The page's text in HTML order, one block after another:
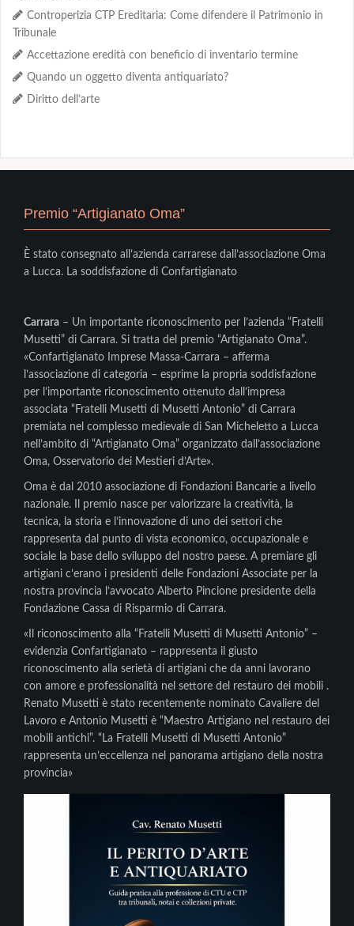
Controperizia CTP Ereditaria: Come difendere il Patrimonio in
Tribunale
Accettazione eredità con beneficio di inventario termine
Quando un oggetto diventa antiquariato?
Diritto dell’arte
Premio “Artigianato Oma”
È stato consegnato all’azienda carrarese dall’associazione Oma
a Lucca. La soddisfazione di Confartigianato
Carrara – Un importante riconoscimento per l’azienda “Fratelli
Musetti” di Carrara. Si tratta del premio “Artigianato Oma”.
«Confartigianato Imprese Massa-Carrara – afferma
l’associazione di categoria – esprime la propria soddisfazione
per l’importante riconoscimento ottenuto dall’impresa
associata “Fratelli Musetti di Musetti Antonio” di Carrara
premiata nel complesso medievale di San Micheletto a Lucca
nell’ambito di “Artigianato Oma” organizzato dall’associazione
Oma, Osservatorio dei Mestieri d’Arte».
Oma è dal 2010 associazione di Fondazioni Bancarie a livello
nazionale. Il premio nasce per valorizzare la creatività, la
tecnica, la storia e l’innovazione di uno dei settori che
rappresenta dal punto di vista economico, occupazionale e
sociale la base dello sviluppo del nostro paese. A premiare gli
artigiani c’erano i presidenti delle Fondazioni Associate per la
nostra provincia l’avvocato Alberto Pincione presidente della
Fondazione Cassa di Risparmio di Carrara.
«Il riconoscimento alla “Fratelli Musetti di Musetti Antonio” –
evidenzia Confartigianato – rappresenta il giusto
riconoscimento alla serietà di artigiani che da anni lavorano
con amore e professionalità nel settore del restauro dei mobili .
Renato Musetti è stato recentemente nominato Cavaliere del
Lavoro e Antonio Musetti è “Maestro Artigiano nel restauro dei
mobili antichi”. “La Fratelli Musetti di Musetti Antonio”
rappresenta un’eccellenza nel panorama artigiano della nostra
provincia»